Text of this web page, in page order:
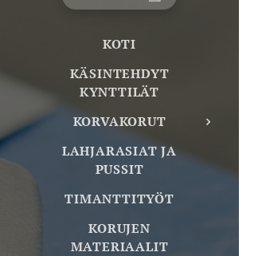
KOTI
KÄSINTEHDYT
KYNTTILÄT
KORVAKORUT
LAHJARASIAT JA
PUSSIT
TIMANTTITYÖT
KORUJEN
MATERIAALIT